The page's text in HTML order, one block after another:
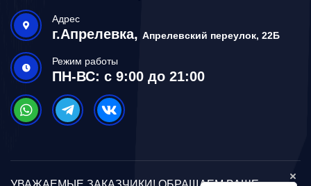
Адрес
г.Апрелевка, Апрелевский переулок, 22Б
Режим работы
ПН-ВС: с 9:00 до 21:00